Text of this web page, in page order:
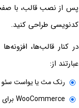
کدنویسی طراحی کنید.
عبارتند از:
رنک مث یا یواست سئو
WooCommerce برای ساخت فروشگاه اینترنتی